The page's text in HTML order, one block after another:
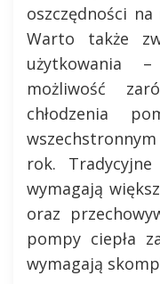
oszczędności
Warto także
użytkowania
możliwość
chłodzenia
rok.
wymagają
oraz
pompy ciepła
wymagają